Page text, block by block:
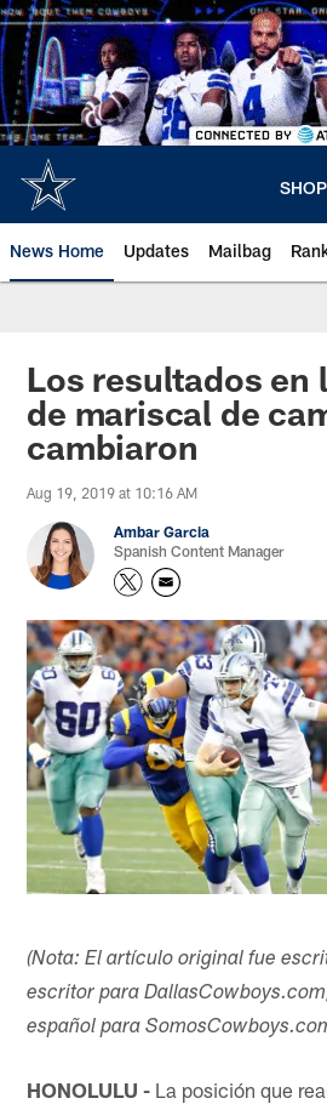
Skip
to
main
content
SHOP
News Home Updates Mailbag
Los resultados en
de mariscal de
cambiaron
Aug 19, 2019 at 10:16 AM
Ambar Garcia
Spanish Content Manager
(Nota: El artículo original fue
escritor para
español para
HONOLULU - La posición que